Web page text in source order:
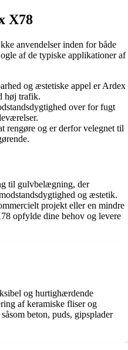
X78
anvendelser inden for både
af de typiske applikationer af
og æstetiske appel er Ardex
høj trafik.
over for fugt
rengøre og er derfor velegnet til
til gulvbelægning, der
og æstetik.
projekt eller en mindre
opfylde dine behov og levere
og hurtighærdende
af keramiske fliser og
beton, puds, gipsplader